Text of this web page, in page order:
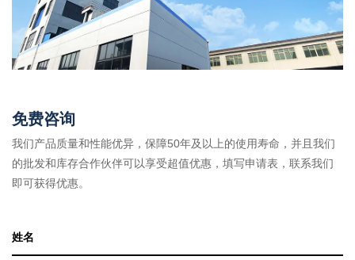
免费咨询
我们产品质量和性能优异，保障50年及以上的使用寿命，并且我们
的批发和库存合作伙伴可以享受超值优惠，填写申请表，联系我们
即可获得优惠。